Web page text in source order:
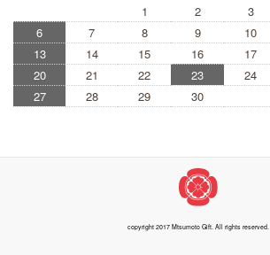
1
2 3
6
7 8 9 10
13
14 15 16 17
20
21 22 23 24
27
28 29 30
copyright 2017 Mtsumoto Gift. All rights reserved.